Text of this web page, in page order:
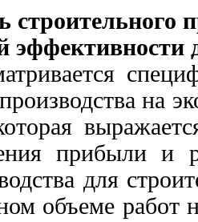
строительного
эффективности
на
прибыли и
для
объеме